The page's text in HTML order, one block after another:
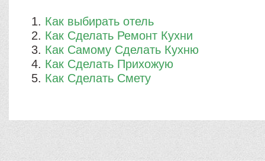
Как выбирать отель
Как Сделать Ремонт Кухни
Как Самому Сделать Кухню
Как Сделать Прихожую
Как Сделать Смету